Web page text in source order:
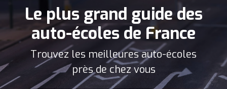
Le plus grand guide des
auto-écoles de France
Trouvez les meilleures auto-écoles
près de chez vous